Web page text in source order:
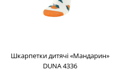
Шкарпетки дитячі «Мандарин»
DUNA 4336